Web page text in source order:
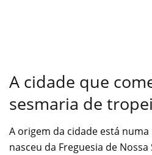
A cidade que
sesmaria de
A origem da cidade está
nasceu da Freguesia de